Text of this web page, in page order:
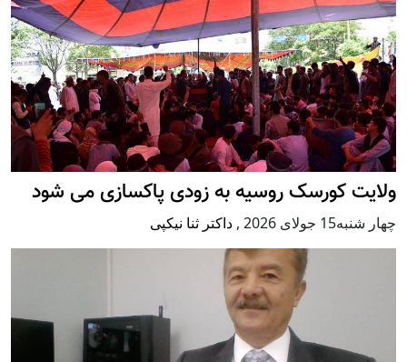
ولایت کورسک روسیه به زودی پاکسازی می شود
چهار شنبه15 جولای 2026 , داکتر ثنا نیکپی